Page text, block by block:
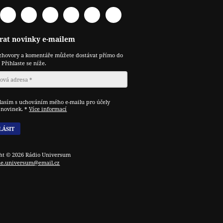
Spotify YouTubeTwitterRSS TelegramOdysee
novinky e-mailem
a komentáře můžete dostávat přímo do
se níže.
s uchováním mého e-mailu pro účely
* Více informací
© 2026 Rádio Universum